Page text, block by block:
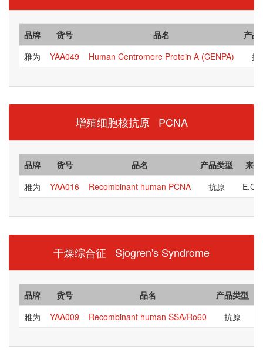
品牌 货号 品名
产品
雅为
YAA049 Human Centromere Protein A (CENPA) 抗
增殖细胞核抗原 PCNA
品牌 货号 品名 产品类型
来源
雅为
YAA016 Recombinant human PCNA 抗原
干燥综合征 Sjogren's Syndrome
品牌 货号 品名 产品类型
雅为
YAA009 Recombinant human SSA/Ro60 抗原